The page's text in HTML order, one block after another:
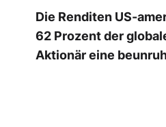
Die Renditen US-
62 Prozent der
Aktionär eine